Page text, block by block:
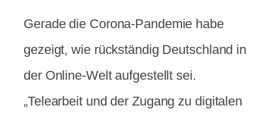
Gerade die Corona-Pandemie habe
gezeigt, wie rückständig Deutschland in
der Online-Welt aufgestellt sei.
„Telearbeit und der Zugang zu digitalen